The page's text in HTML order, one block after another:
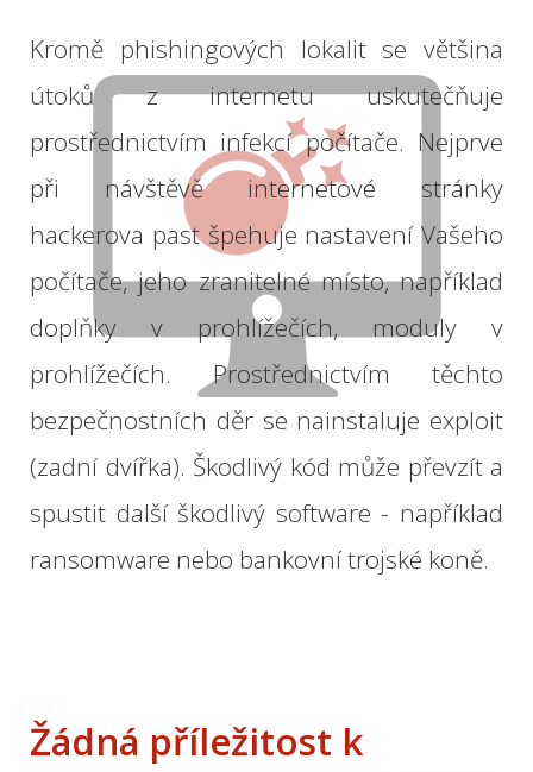
Kromě phishingových lokalit se většina
útoků
z internetu
uskutečňuje
prostřednictvím infekcí počítače. Nejprve
při návštěvě
internetové
stránky
hackerova past špehuje nastavení Vašeho
počítače, jeho zranitelné místo, například
doplňky
v prohlížečích, moduly
v
prohlížečích. Prostřednictvím
těchto
bezpečnostních děr se nainstaluje exploit
(zadní dvířka). Škodlivý kód může převzít a
spustit další škodlivý software - například
ransomware nebo bankovnítrojské koně.
Žádná příležitost k